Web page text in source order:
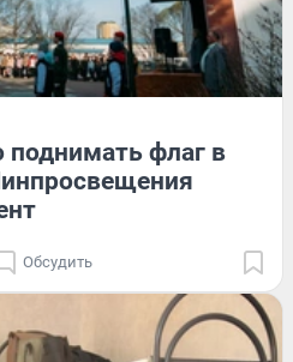
флаг в
Обсудить